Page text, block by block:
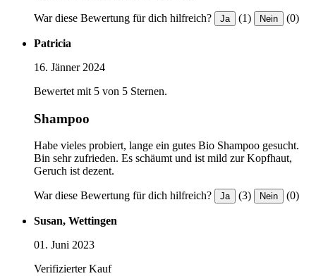
War diese Bewertung für dich hilfreich? Ja (1) Nein (0)
Patricia
16. Jänner 2024
Bewertet mit 5 von 5 Sternen.
Shampoo
Habe vieles probiert, lange ein gutes Bio Shampoo gesucht.
Bin sehr zufrieden. Es schäumt und ist mild zur Kopfhaut,
Geruch ist dezent.
War diese Bewertung für dich hilfreich? Ja (3) Nein (0)
Susan, Wettingen
01. Juni 2023
Verifizierter Kauf